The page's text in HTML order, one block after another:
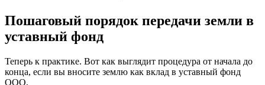
Пошаговый порядок передачи земли в
уставный фонд
Теперь к практике. Вот как выглядит процедура от начала до
конца, если вы вносите землю как вклад в уставный фонд
ООО.